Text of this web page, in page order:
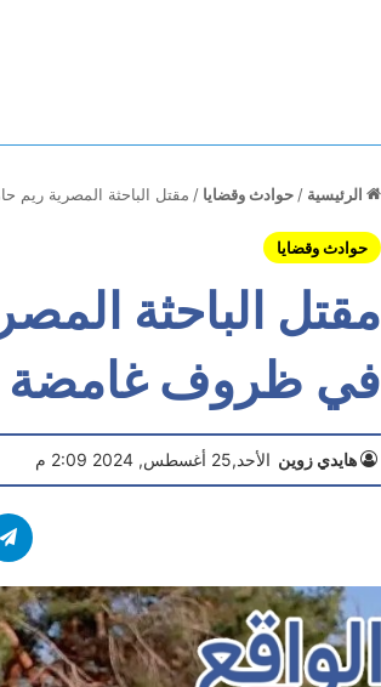
الرئيسية / حوادث وقضايا / مقتل الباحثة المصرية
حوادث وقضايا
مقتل الباحثة
في ظروف غامضة
هايدي زوين الأحد,25 أغسطس, 2024 2:09 م